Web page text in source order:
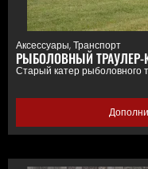
Аксессуары,Транспорт
РЫБОЛОВНЫЙ ТРАУЛЕР-
Старый катер рыболовного